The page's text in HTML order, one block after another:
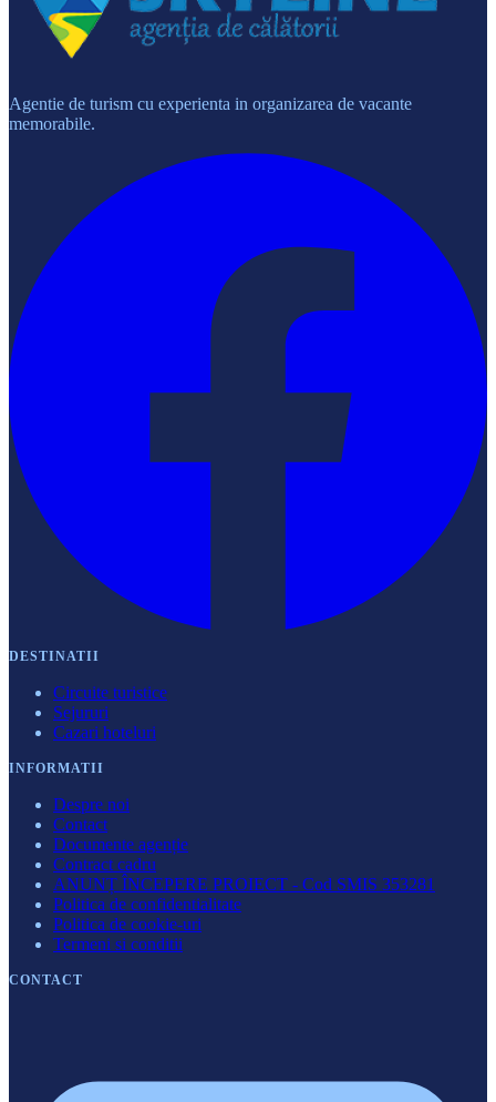
Agentie de turism cu experienta in organizarea de vacante
memorabile.
DESTINATII
Circuite turistice
Sejururi
Cazari hoteluri
INFORMATII
Despre noi
Contact
Documente agenție
Contract cadru
ANUNȚ ÎNCEPERE PROIECT - Cod SMIS 353281
Politica de confidentialitate
Politica de cookie-uri
Termeni si conditii
CONTACT